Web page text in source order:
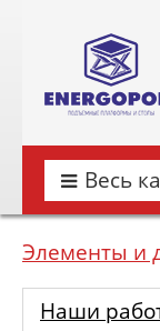
Весь
Элементы и
Наши